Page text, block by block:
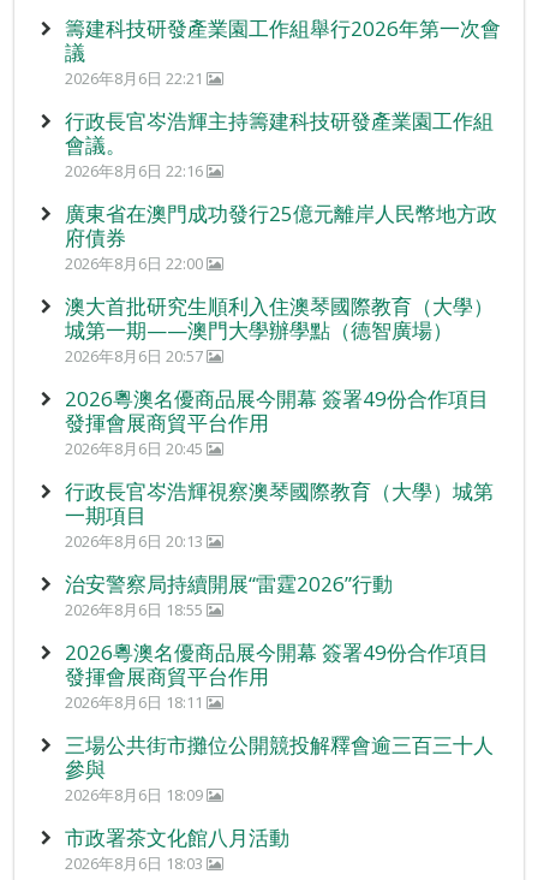
籌建科技研發產業園工作組舉行2026年第一次會
議
2026年8月6日 22:21
行政長官岑浩輝主持籌建科技研發產業園工作組
會議。
2026年8月6日 22:16
廣東省在澳門成功發行25億元離岸人民幣地方政
府債券
2026年8月6日 22:00
澳大首批研究生順利入住澳琴國際教育（大學）
城第一期——澳門大學辦學點（德智廣場）
2026年8月6日 20:57
2026粵澳名優商品展今開幕 簽署49份合作項目
發揮會展商貿平台作用
2026年8月6日 20:45
行政長官岑浩輝視察澳琴國際教育（大學）城第
一期項目
2026年8月6日 20:13
治安警察局持續開展“雷霆2026”行動
2026年8月6日 18:55
2026粵澳名優商品展今開幕 簽署49份合作項目
發揮會展商貿平台作用
2026年8月6日 18:11
三場公共街市攤位公開競投解釋會逾三百三十人
參與
2026年8月6日 18:09
市政署茶文化館八月活動
2026年8月6日 18:03